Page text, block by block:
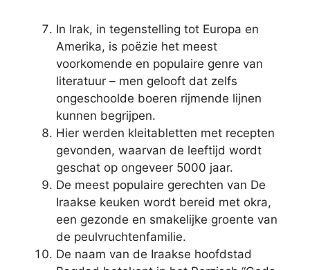
In Irak, in tegenstelling tot Europa en
Amerika, is poëzie het meest
voorkomende en populaire genre van
literatuur – men gelooft dat zelfs
ongeschoolde boeren rijmende lijnen
kunnen begrijpen.
Hier werden kleitabletten met recepten
gevonden, waarvan de leeftijd wordt
geschat op ongeveer 5000 jaar.
De meest populaire gerechten van De
Iraakse keuken wordt bereid met okra,
een gezonde en smakelijke groente van
de peulvruchtenfamilie.
De naam van de Iraakse hoofdstad